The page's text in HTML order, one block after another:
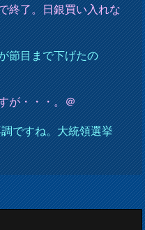
終了。日銀買い入れな
節目まで下げたの
が・・・。＠
ですね。大統領選挙